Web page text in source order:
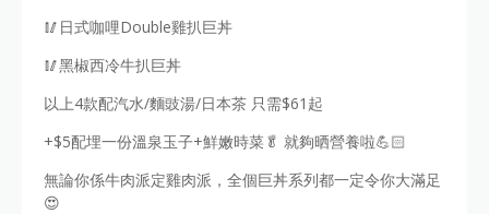
🥢日式咖哩Double雞扒巨丼
🥢黑椒西冷牛扒巨丼
以上4款配汽水/麵豉湯/日本茶 只需$61起
+$5配埋一份溫泉玉子+鮮嫩時菜🥬 就夠晒營養啦💪🏻
無論你係牛肉派定雞肉派，全個巨丼系列都一定令你大滿足
😍